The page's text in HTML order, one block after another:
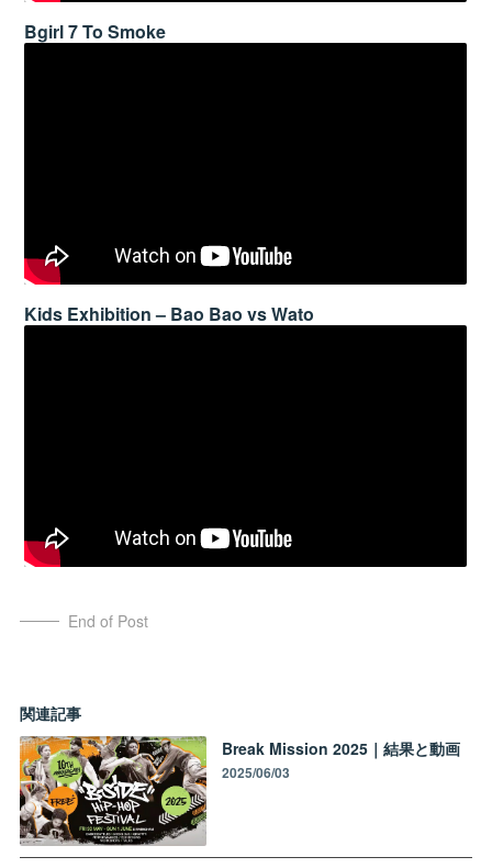
Bgirl 7 To Smoke
Kids Exhibition – Bao Bao vs Wato
End of Post
関連記事
Break Mission 2025｜結果と動画
2025/06/03